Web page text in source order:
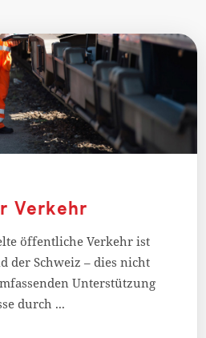
Verkehr
öffentliche Verkehr ist
der Schweiz – dies nicht
Unterstützung
durch ...